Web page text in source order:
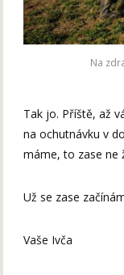
Na
Tak jo. Příště, až
na ochutnávku v
máme, to zase ne
Už se zase
Vaše Ivča